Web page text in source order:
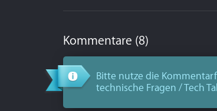
Kommentare (8)
Bitte nutze die
technische Fragen / Tech